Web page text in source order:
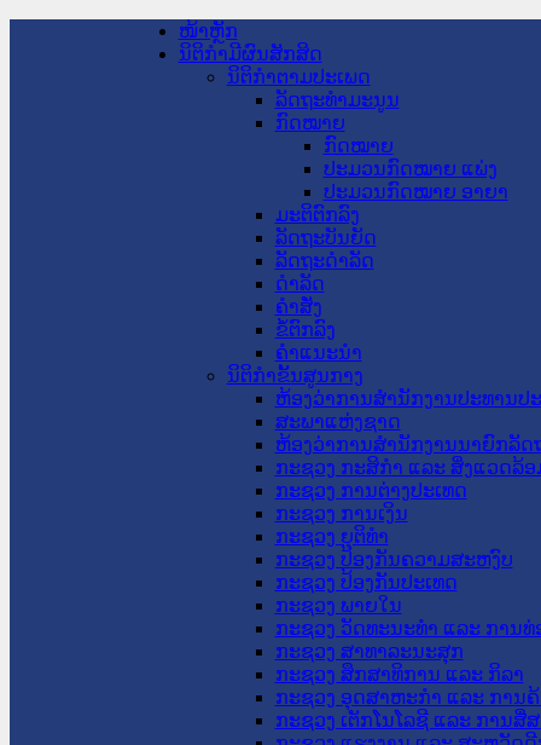
ໜ້າຫຼັກ
ນິຕິກໍາມີຜົນສັກສິດ
ນິຕິກໍາຕາມປະເພດ
ລັດຖະທໍາມະນູນ
ກົດໝາຍ
ກົດໝາຍ
ປະມວນກົດໝາຍ ແພ່ງ
ປະມວນກົດໝາຍ ອາຍາ
ມະຕິຕົກລົງ
ລັດຖະບັນຍັດ
ລັດຖະດໍາລັດ
ດໍາລັດ
ຄໍາສັ່ງ
ຂໍ້ຕົກລົງ
ຄໍາແນະນໍາ
ນິຕິກໍາຂັ້ນສູນກາງ
ຫ້ອງວ່າການສໍານັກງານປະທານປ
ສະພາແຫ່ງຊາດ
ຫ້ອງວ່າການສຳນັກງານນາຍົກລັດ
ກະຊວງ ກະສິກຳ ແລະ ສິ່ງແວດລ້ອ
ກະຊວງ ການຕ່າງປະເທດ
ກະຊວງ ການເງິນ
ກະຊວງ ຍຸຕິທໍາ
ກະຊວງ ປ້ອງກັນຄວາມສະຫງົບ
ກະຊວງ ປ້ອງກັນປະເທດ
ກະຊວງ ພາຍໃນ
ກະຊວງ ວັດທະນະທຳ ແລະ ການທ່
ກະຊວງ ສາທາລະນະສຸກ
ກະຊວງ ສຶກສາທິການ ແລະ ກິລາ
ກະຊວງ ອຸດສາຫະກຳ ແລະ ການຄ້
ກະຊວງ ເຕັກໂນໂລຊີ ແລະ ການສື່